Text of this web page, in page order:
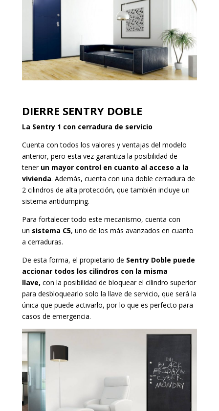
DIERRE SENTRY DOBLE
La Sentry 1 con cerradura de servicio
Cuenta con todos los valores y ventajas del modelo
anterior, pero esta vez garantiza la posibilidad de
tener un mayor control en cuanto al acceso a la
vivienda. Además, cuenta con una doble cerradura de
2 cilindros de alta protección, que también incluye un
sistema antidumping.
Para fortalecer todo este mecanismo, cuenta con
un sistema C5, uno de los más avanzados en cuanto
a cerraduras.
De esta forma, el propietario de Sentry Doble puede
accionar todos los cilindros con la misma
llave, con la posibilidad de bloquear el cilindro superior
para desbloquearlo solo la llave de servicio, que será la
única que puede activarlo, por lo que es perfecto para
casos de emergencia.